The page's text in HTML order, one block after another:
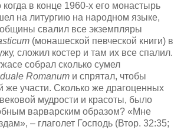
когда в конце 1960-х его монастырь
на литургию на народном языке,
общины свалил все экземпляры
(монашеской певческой книги) в
сложил костер и там их все спалил.
собрал сколько сумел
Romanum и спрятал, чтобы
же участи. Сколько же драгоценных
мудрости и красоты, было
варварским образом? «Мне
– глаголет Господь (Втор. 32:35;